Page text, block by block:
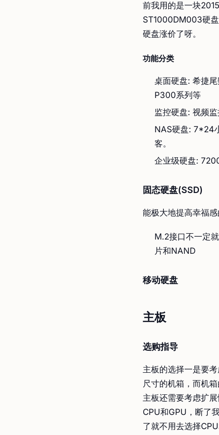
前我用的是一块
ST1000DM003硬
硬盘涨价了呀。
功能分类
桌面硬盘: 希捷
P300系列等
监控硬盘: 视频
NAS硬盘: 7*24
客。
企业级硬盘:
固态硬盘(SSD)
能极大地提高幸福
M.2接口不一定
片和NAND
移动硬盘
主板
选购指导
主板的选择一是要
尺寸的机箱，而机
主板还需要考虑扩
CPU和GPU，断了
了就不用去选择